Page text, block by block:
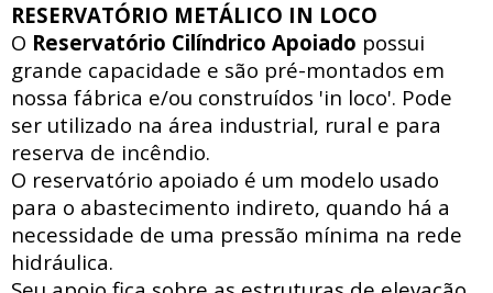
RESERVATÓRIO METÁLICO IN LOCO
O Reservatório Cilíndrico Apoiado possui
grande capacidade e são pré-montados em
nossa fábrica e/ou construídos 'in loco'. Pode
ser utilizado na área industrial, rural e para
reserva de incêndio.
O reservatório apoiado é um modelo usado
para o abastecimento indireto, quando há a
necessidade de uma pressão mínima na rede
hidráulica.